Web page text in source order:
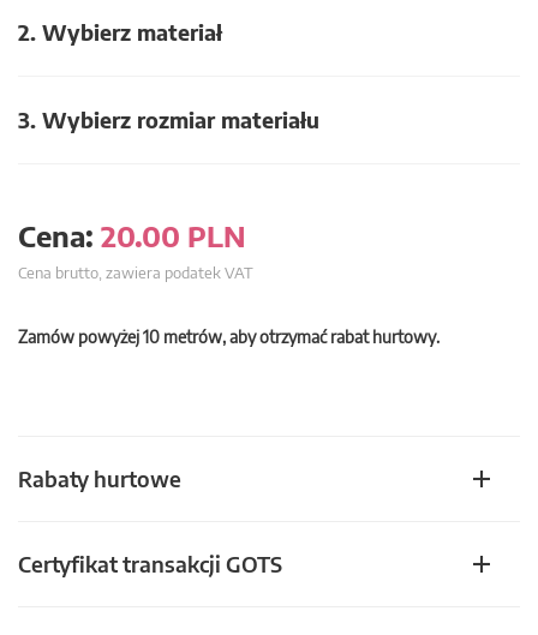
2. Wybierz materiał
3. Wybierz rozmiar materiału
Cena: 20.00 PLN
Cena brutto, zawiera podatek VAT
Zamów powyżej 10 metrów, aby otrzymać rabat hurtowy.
Rabaty hurtowe
Certyfikat transakcji GOTS